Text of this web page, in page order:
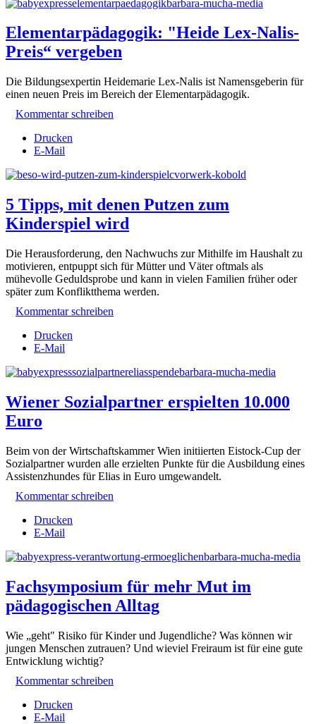
Elementarpädagogik: "Heide Lex-Nalis-
Preis“ vergeben
Die Bildungsexpertin Heidemarie Lex-Nalis ist Namensgeberin für
einen neuen Preis im Bereich der Elementarpädagogik.
Kommentar schreiben
Drucken
E-Mail
5 Tipps, mit denen Putzen zum
Kinderspiel wird
Die Herausforderung, den Nachwuchs zur Mithilfe im Haushalt zu
motivieren, entpuppt sich für Mütter und Väter oftmals als
mühevolle Geduldsprobe und kann in vielen Familien früher oder
später zum Konfliktthema werden.
Kommentar schreiben
Drucken
E-Mail
Wiener Sozialpartner erspielten 10.000
Euro
Beim von der Wirtschaftskammer Wien initiierten Eistock-Cup der
Sozialpartner wurden alle erzielten Punkte für die Ausbildung eines
Assistenzhundes für Elias in Euro umgewandelt.
Kommentar schreiben
Drucken
E-Mail
Fachsymposium für mehr Mut im
pädagogischen Alltag
Wie „geht" Risiko für Kinder und Jugendliche? Was können wir
jungen Menschen zutrauen? Und wieviel Freiraum ist für eine gute
Entwicklung wichtig?
Kommentar schreiben
Drucken
E-Mail